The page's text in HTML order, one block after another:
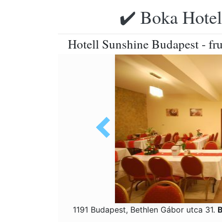
✔️ Boka
Hotell Sunshine Budapest -
1191 Budapest, Bethlen Gábor utca 31.